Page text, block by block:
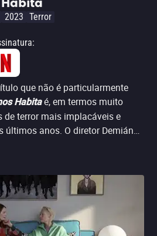
2023 Terror
:
que não é particularmente
Habitaé, em termos muito
terror mais implacáveis e
últimos anos. O diretor Demián
Argentina rural cuja realidade
outros contextos sociais, mas
sua visão de um mundo não
mas vazio de lei, moral e
e a crueldade se espalham
Porque a única coisa
tudo isso é imaginar que se